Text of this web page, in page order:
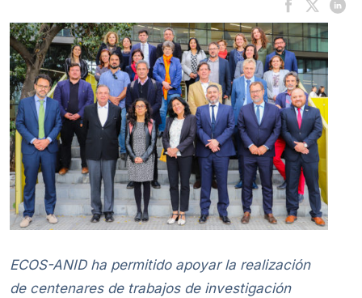
ECOS-ANID ha permitido apoyar la realización
de centenares de trabajos de investigación